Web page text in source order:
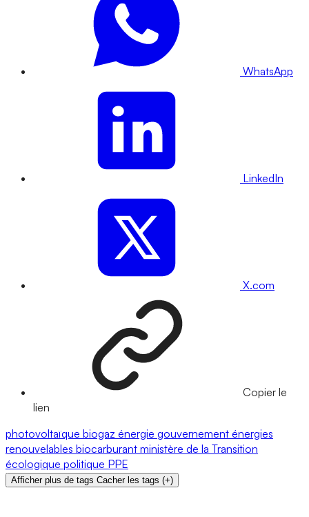
WhatsApp
LinkedIn
X.com
Copier le
lien
photovoltaïque biogaz énergie gouvernement énergies
renouvelables biocarburant ministère de la Transition
écologique politique PPE
Afficher plus de tags Cacher les tags (+)